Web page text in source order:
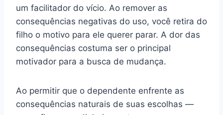
um facilitador do vício. Ao remover as
consequências negativas do uso, você retira do
filho o motivo para ele querer parar. A dor das
consequências costuma ser o principal
motivador para a busca de mudança.
Ao permitir que o dependente enfrente as
consequências naturais de suas escolhas —